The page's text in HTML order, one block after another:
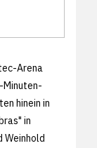
Arena
Minuten-
hinein in
in
Weinhold